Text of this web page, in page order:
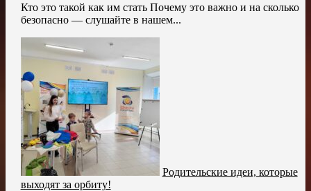
Кто это такой как им стать Почему это важно и на сколько
безопасно — слушайте в нашем...
Родительские идеи, которые
выходят за орбиту!